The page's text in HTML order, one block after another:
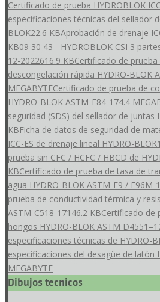
Certificado de prueba HYDROBLOK
especificaciones técnicas del sellador
BLOK22.6 KBAprobación de drenaje
KB09 30 43 - HYDROBLOK CSI 3
12-2022616.9 KBCertificado de
descongelación rápida HYDRO-BLOK
MEGABYTECertificado de prueba de
HYDRO-BLOK ASTM-E84-174.4
seguridad (SDS) del sellador de juntas
KBFicha de datos de seguridad de
ICC-ES de drenaje lineal HYDRO-BLOK
prueba sin CFC / HCFC / HBCD de
KBCertificado de prueba de tasa de
agua HYDRO-BLOK ASTM-E9 / E96M-1
prueba de conductividad térmica y
ASTM-C518-17146.2 KBCertificado de
hongos HYDRO-BLOK ASTM
especificaciones técnicas de HYDRO-
especificaciones del desagüe de latón
MEGABYTE
Dibujos tecnicos